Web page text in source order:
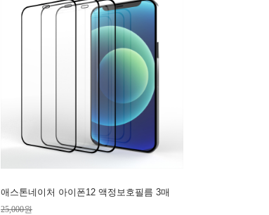
애스톤네이처 아이폰12 액정보호필름 3매
25,000원